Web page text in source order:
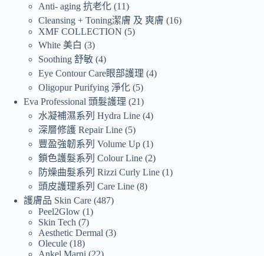
Anti- aging 抗老化 11
Cleansing + Toning潔膚 及 爽膚
16
XMF COLLECTION
5
White 美白
3
Soothing 舒敏 4
Eye Contour Care眼部護理 4
Oligopur Purifying 淨化 5
Eva Professional 頭髮護理
21
水凝補濕系列 Hydra Line 4
深層修護 Repair Line 5
豐盈強韌系列 Volume Up 1
鎖色護髮系列 Colour Line 2
防燥曲髮系列 Rizzi Curly Line 1
頭皮護理系列 Care Line 8
護膚品 Skin Care 487
Peel2Glow 1
Skin Tech
7
Aesthetic Dermal 3
Olecule 18
Ankel Marni
22